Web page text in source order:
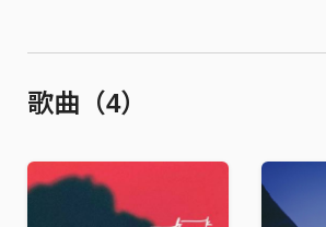
歌曲（4）